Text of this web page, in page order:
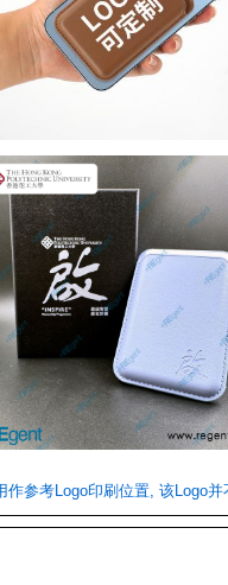
参考Logo印刷位置, 该Logo并